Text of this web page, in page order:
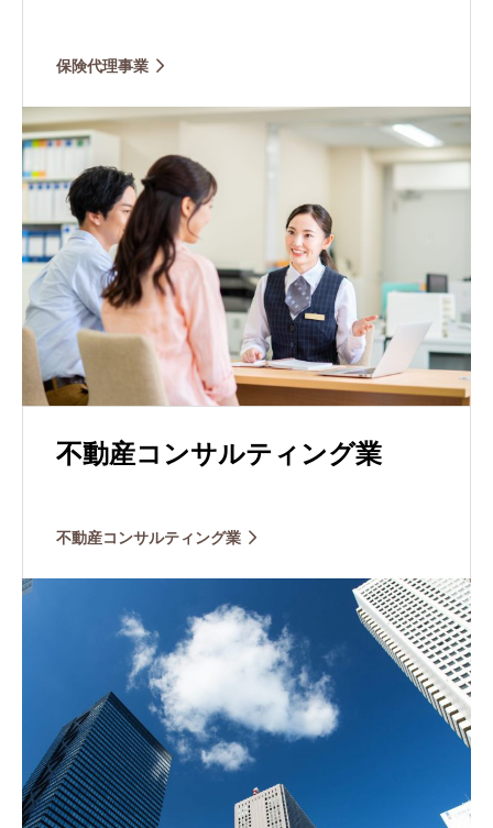
保険代理事業
不動産コンサルティング業
不動産コンサルティング業